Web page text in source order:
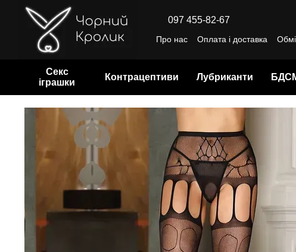
Перейти до основного контенту
097 455-82-67
Про нас Оплата і доставка
Секс
іграшки
Контрацептиви Лубриканти